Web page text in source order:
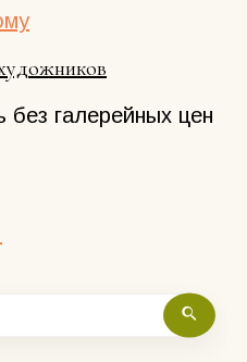
галерейных цен